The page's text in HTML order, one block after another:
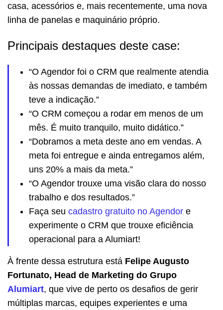
casa, acessórios e, mais recentemente, uma nova
linha de panelas e maquinário próprio.
Principais destaques deste case:
“O Agendor foi o CRM que realmente atendia
às nossas demandas de imediato, e também
teve a indicação.”
“O CRM começou a rodar em menos de um
mês. É muito tranquilo, muito didático.”
“Dobramos a meta deste ano em vendas. A
meta foi entregue e ainda entregamos além,
uns 20% a mais da meta.”
“O Agendor trouxe uma visão clara do nosso
trabalho e dos resultados.”
Faça seu cadastro gratuito no Agendor e
experimente o CRM que trouxe eficiência
operacional para a Alumiart!
À frente dessa estrutura está Felipe Augusto
Fortunato, Head de Marketing do Grupo
Alumiart, que vive de perto os desafios de gerir
múltiplas marcas, equipes experientes e uma